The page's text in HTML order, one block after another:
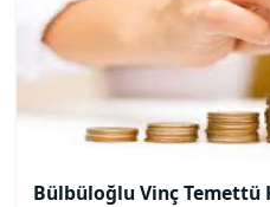
Bülbüloğlu Vinç Temettü